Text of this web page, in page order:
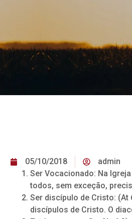
05/10/2018
admin
Ser Vocacionado: Na
todos, sem exceção,
Ser discípulo de Cristo:
discípulos de Cristo. O